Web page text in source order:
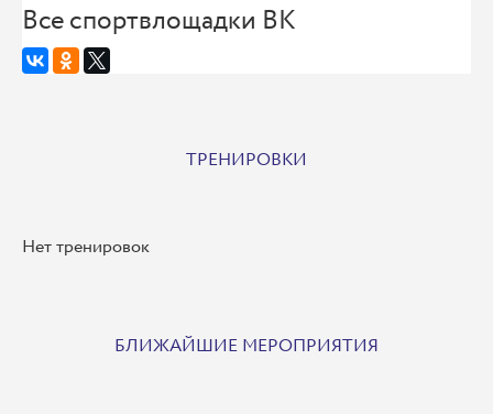
Все спортвлощадки ВК
ТРЕНИРОВКИ
Нет тренировок
БЛИЖАЙШИЕ МЕРОПРИЯТИЯ